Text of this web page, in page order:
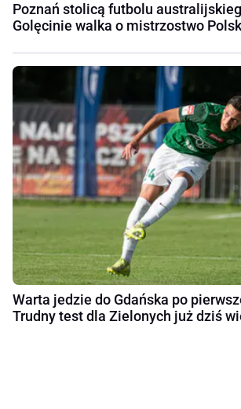
Poznań stolicą futbolu
Golęcinie walka o mistrzostwo
Warta jedzie do Gdańska po
Trudny test dla Zielonych już dziś